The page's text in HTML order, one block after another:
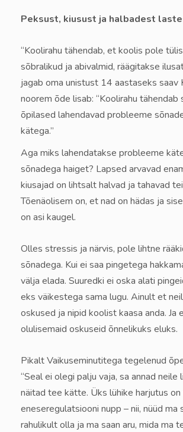
Peksust, kiusust ja halbadest
“Koolirahu tähendab, et koolis pole
sõbralikud ja abivalmid, räägitakse
jagab oma unistust 14 aastaseks saav
noorem õde lisab: “Koolirahu tähendab
õpilased lahendavad probleeme
kätega.”
Aga miks lahendatakse probleeme
sõnadega haiget? Lapsed arvavad
kiusajad on lihtsalt halvad ja tahavad
Tõenäolisem on, et nad on hädas ja
on asi kaugel.
Olles stressis ja närvis, pole lihtne
sõnadega. Kui ei saa pingetega
välja elada. Suuredki ei oska alati
eks väikestega sama lugu. Ainult et
oskused ja nipid koolist kaasa anda. Ja
olulisemaid oskuseid õnnelikuks eluks.
Pikalt Vaikuseminutitega tegelenud
“Seal ei olegi palju vaja, sa annad neile
näitad tee kätte. Üks lühike harjutus on
eneseregulatsiooni nupp – nii, nüüd ma
rahulikult olla ja ma saan aru, mida ma